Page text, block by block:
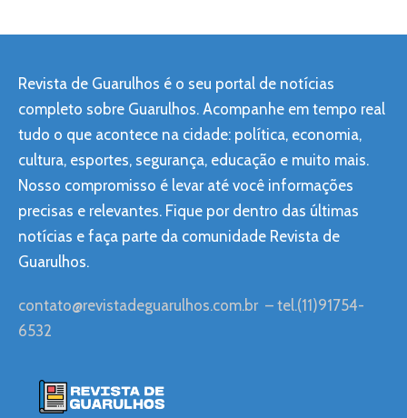
Revista de Guarulhos é o seu portal de notícias
completo sobre Guarulhos. Acompanhe em tempo real
tudo o que acontece na cidade: política, economia,
cultura, esportes, segurança, educação e muito mais.
Nosso compromisso é levar até você informações
precisas e relevantes. Fique por dentro das últimas
notícias e faça parte da comunidade Revista de
Guarulhos.
contato@revistadeguarulhos.com.br– tel.(11)91754-
6532